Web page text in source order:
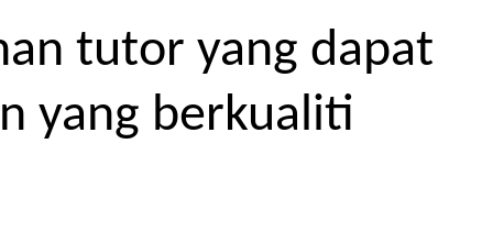
tutor yang dapat
yang berkualiti